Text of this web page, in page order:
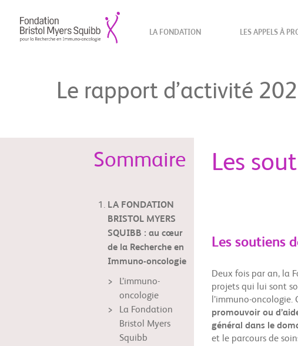
LA FONDATION LES APPELS À
Le rapport d’activité
Sommaire
LA FONDATION
BRISTOL MYERS
SQUIBB : au cœur
de la Recherche en
Immuno-oncologie
L’immuno-
oncologie
La Fondation
Bristol Myers
Squibb
Les
Les soutiens
Deux fois par an, la
projets qui lui sont
l’immuno-
promouvoir ou
général dans le
et le parcours de